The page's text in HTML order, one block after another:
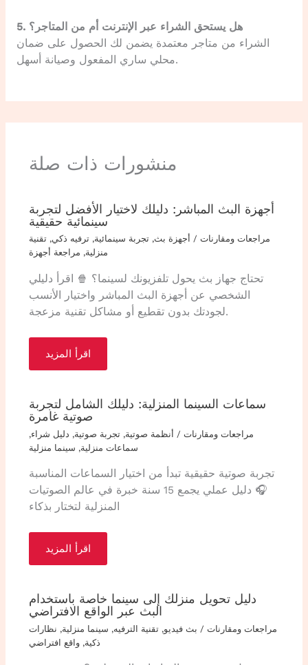
5. هل يستحق الشراء عبر الإنترنت أم من المتاجر؟
الشراء من متاجر معتمدة يضمن لك الحصول على ضمان
محلي ساري المفعول وصيانة أسهل.
منشورات ذات صلة
أجهزة البث المباشر: دليلك لاختيار الأفضل لتجربة
سينمائية حقيقية
مراجعات ومقارنات / أجهزة بث,تجربة سينمائية,ترفيه ذكي,تقنية
منزلية, مراجعة أجهزة
تحتاج جهاز بث يحول تلفزيونك لسينما؟ 🍿 اقرأ دليلي
الشخصي عن أجهزة البث المباشر واختيار الأنسب
لجودتك بدون تقطيع أو مشاكل تقنية مزعجة.
اقرأ المزيد
سماعات السينما المنزلية: دليلك الشامل لتجربة
صوتية غامرة
مراجعات ومقارنات / أنظمة صوتية,تجربة صوتية, دليل شراء,
سماعات منزلية, سينما منزلية
تجربة صوتية حقيقية تبدأ من اختيار السماعات المناسبة
🎧 دليل عملي يجمع 15 سنة خبرة في عالم الصوتيات
المنزلية لتختار بذكاء
اقرأ المزيد
دليل تحويل منزلك إلى سينما خاصة باستخدام
البث عبر الواقع الافتراضي
مراجعات ومقارنات / بث فيديو,تقنية الترفيه, سينما منزلية, نظارات
ذكية,واقع افتراضي